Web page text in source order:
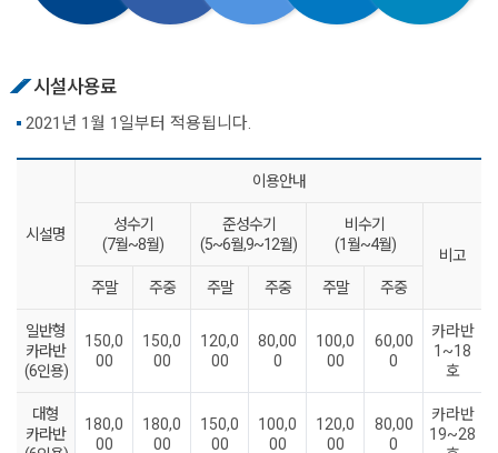
시설사용료
2021년 1월 1일부터 적용됩니다.
시설명
이용안내
성수기
(7월~8월)
준성수기
(5~6월,9~12월)
비수기
(1월~4월)
비고
주말
주중 주말 주중 주말 주중
일반형
카라반
(6인용)
150,0
00
150,0
00
120,0
00
80,00
0
100,0
00
60,00
0
카라반
1~18
호
대형
카라반
180,0
00
180,0
00
150,0
00
100,0
00
120,0
00
80,00
0
카라반
19~28